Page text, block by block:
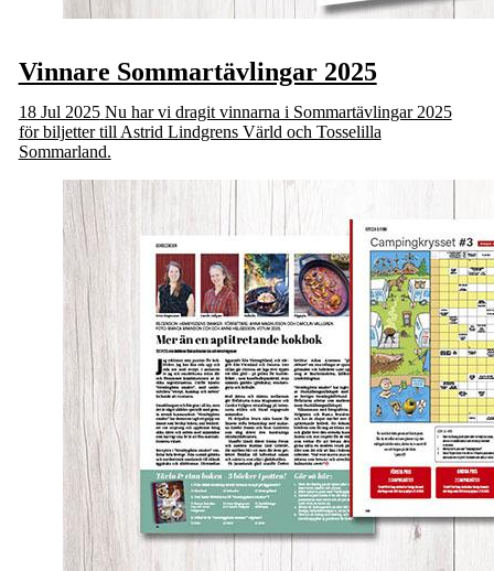
Vinnare Sommartävlingar 2025
18 Jul 2025 Nu har vi dragit vinnarna i Sommartävlingar 2025
för biljetter till Astrid Lindgrens Värld och Tosselilla
Sommarland.